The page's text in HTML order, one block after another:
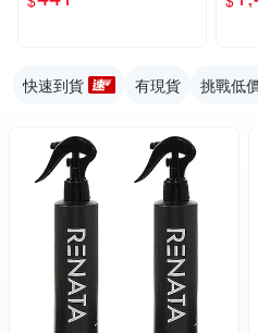
H05
蓬
快速到貨 有現貨 挑戰低